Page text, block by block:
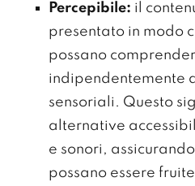
Percepibile: il
presentato in modo
possano
indipendentemente
sensoriali. Questo
alternative
e sonori,
possano essere